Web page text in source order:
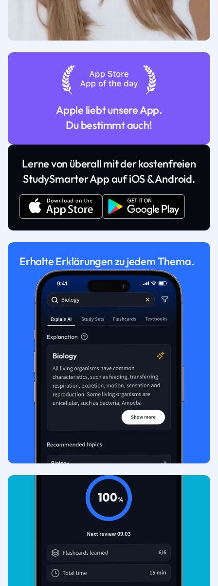
Apple liebt unsere App.
Du bestimmt auch!
Lerne von überall mit der kostenfreien
StudySmarter App auf iOS & Android.
Erhalte Erklärungen zu jedem Thema.